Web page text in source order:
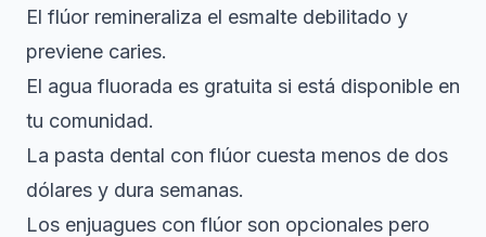
El flúor remineraliza el esmalte debilitado y
previene caries.
El agua fluorada es gratuita si está disponible en
tu comunidad.
La pasta dental con flúor cuesta menos de dos
dólares y dura semanas.
Los enjuagues con flúor son opcionales pero